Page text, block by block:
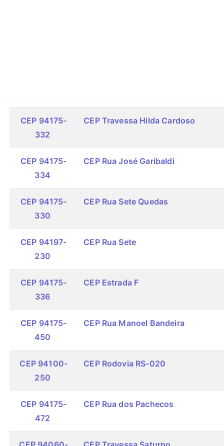
CEP 94175-
332
CEP Travessa Hilda Cardoso
CEP 94175-
334
CEP Rua José Garibaldi
CEP 94175-
330
CEP Rua Sete Quedas
CEP 94197-
230
CEP Rua Sete
CEP 94175-
336
CEP Estrada F
CEP 94175-
450
CEP Rua Manoel Bandeira
CEP 94100-
250
CEP Rodovia RS-020
CEP 94175-
472
CEP Rua dos Pachecos